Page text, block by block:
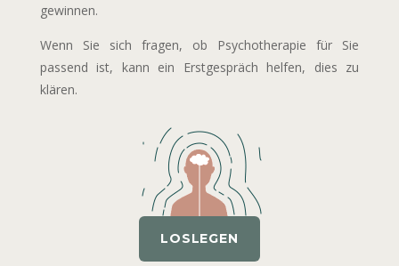
gewinnen.
Wenn Sie sich fragen, ob Psychotherapie für Sie
passend ist, kann ein Erstgespräch helfen, dies zu
klären.
LOSLEGEN